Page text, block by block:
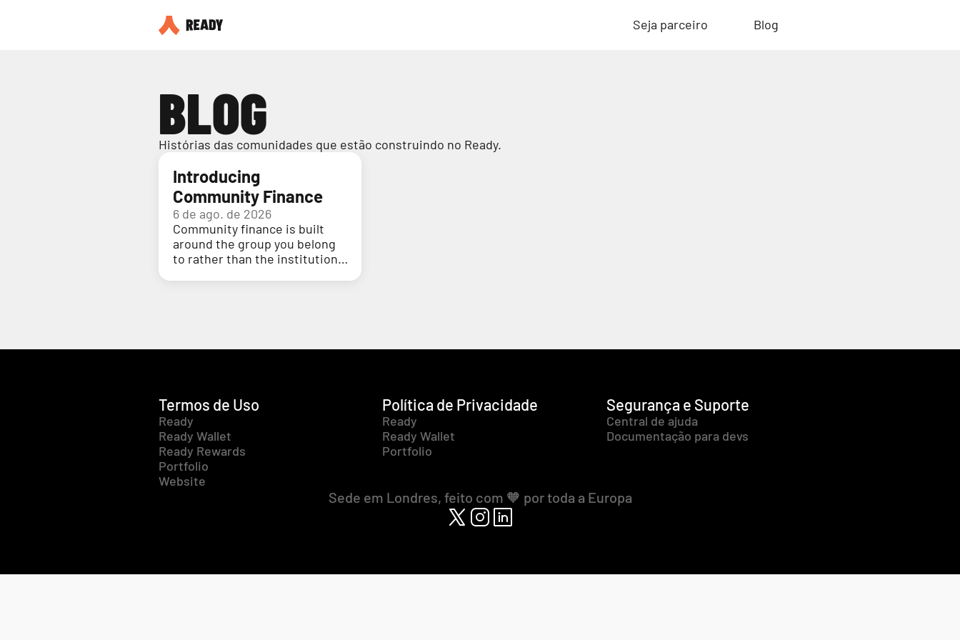
Seja parceiro Blog
BLOG
Histórias das comunidades que estão construindo no Ready.
Introducing
Community Finance
6 de ago. de 2026
Community finance is built
around the group you belong
to rather than the institution
Termos de Uso
Ready
Ready Wallet
Ready Rewards
Portfolio
Website
Política de Privacidade
Ready
Ready Wallet
Portfolio
Segurança e Suporte
Central de ajuda
Documentação para devs
Sede em Londres, feito com 🧡 por toda a Europa